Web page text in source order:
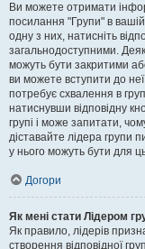
Ви можете отримати
посилання "Групи" в
одну з них, натисніть
загальнодоступними.
можуть бути закритими
ви можете вступити до
потребує схвалення в
натиснувши відповідну
групі і може запитати,
діставайте лідера групи
у нього можуть бути для
Догори
Як мені стати Лідером
Як правило, лідерів
створення відповідної